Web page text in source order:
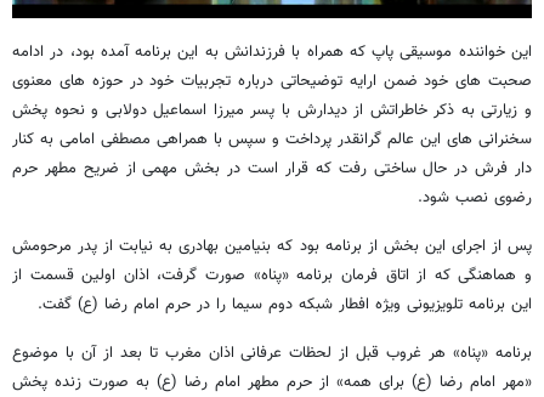
این خواننده موسیقی پاپ که همراه با فرزندانش به این برنامه آمده بود، در ادامه
صحبت های خود ضمن ارایه توضیحاتی درباره تجربیات خود در حوزه های معنوی
و زیارتی به ذکر خاطراتش از دیدارش با پسر میرزا اسماعیل دولابی و نحوه پخش
سخنرانی های این عالم گرانقدر پرداخت و سپس با همراهی مصطفی امامی به کنار
دار فرش در حال ساختی رفت که قرار است در بخش مهمی از ضریح مطهر حرم
رضوی نصب شود.
پس از اجرای این بخش از برنامه بود که بنیامین بهادری به نیابت از پدر مرحومش
و هماهنگی که از اتاق فرمان برنامه «پناه» صورت گرفت، اذان اولین قسمت از
این برنامه تلویزیونی ویژه افطار شبکه دوم سیما را در حرم امام رضا (ع) گفت.
برنامه «پناه» هر غروب قبل از لحظات عرفانی اذان مغرب تا بعد از آن با موضوع
«مهر امام رضا (ع) برای همه» از حرم مطهر امام‌ رضا (ع) به صورت زنده پخش